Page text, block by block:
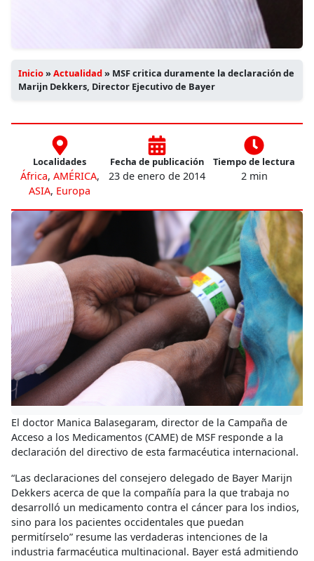
Inicio»Actualidad» MSF critica duramente la declaración de
Marijn Dekkers, Director Ejecutivo de Bayer
Localidades
África, AMÉRICA,
ASIA, Europa
Fecha de publicación
23 de enero de 2014
Tiempo de lectura
2 min
El doctor Manica Balasegaram, director de la Campaña de
Acceso a los Medicamentos (CAME) de MSF responde a la
declaración del directivo de esta farmacéutica internacional.
“Las declaraciones del consejero delegado de Bayer Marijn
Dekkers acerca de que la compañía para la que trabaja no
desarrolló un medicamento contra el cáncer para los indios,
sino para los pacientes occidentales que puedan
permitírselo” resume las verdaderas intenciones de la
industria farmacéutica multinacional. Bayer está admitiendo